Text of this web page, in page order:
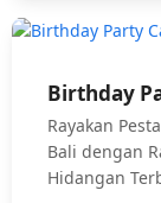
Birthday
Rayakan
Bali dengan
Hidangan